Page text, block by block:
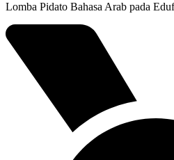
Lomba Pidato Bahasa Arab pada